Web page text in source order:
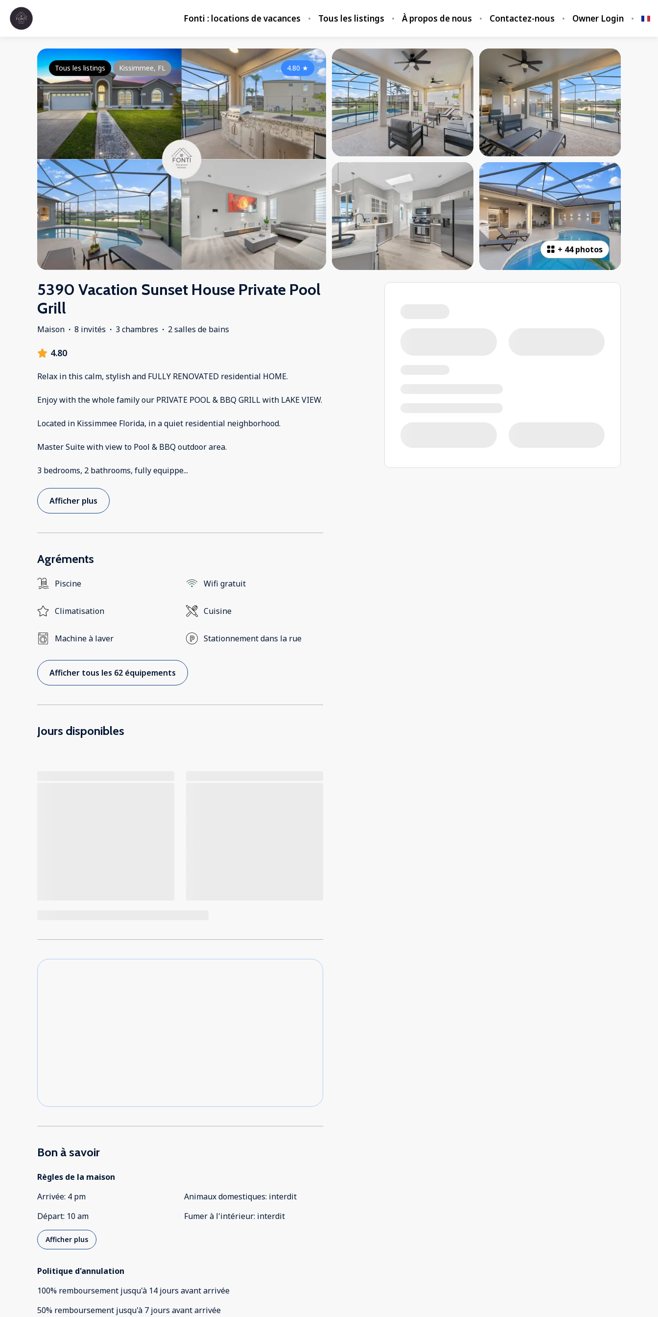
Fonti : locations de vacances Tous les listings À propos de nous Contactez-nous Owner Login
+ 44 photos
4.80 ★
Tous les listings Kissimmee, FL
5390 Vacation Sunset House Private Pool
Grill
Maison · 8 invités · 3 chambres · 2 salles de bains
4.80
Relax in this calm, stylish and FULLY RENOVATED residential HOME.
Enjoy with the whole family our PRIVATE POOL & BBQ GRILL with LAKE VIEW.
Located in Kissimmee Florida, in a quiet residential neighborhood.
Master Suite with view to Pool & BBQ outdoor area.
3 bedrooms, 2 bathrooms, fully equippe...
Afficher plus
Agréments
Piscine Wifi gratuit
Climatisation Cuisine
Machine à laver Stationnement dans la rue
Afficher tous les 62 équipements
Jours disponibles
Bon à savoir
Règles de la maison
Arrivée: 4 pm
Départ: 10 am
Animaux domestiques: interdit
Fumer à l'intérieur: interdit
Afficher plus
Politique d'annulation
100% remboursement jusqu'à 14 jours avantarrivée
50% remboursement jusqu'à 7 jours avantarrivée